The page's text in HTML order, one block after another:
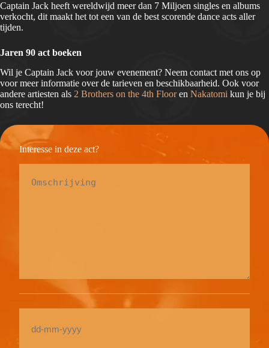
Captain Jack heeft wereldwijd meer dan 7 Miljoen singles en albums
verkocht, dit maakt het tot een van de best scorende dance acts aller
tijden.
Jaren 90 act boeken
Wil je Captain Jack voor jouw evenement? Neem contact met ons op
voor meer informatie over de tarieven en beschikbaarheid. Ook voor
andere artiesten als 2 Brothers on the 4th Flooren Nakatomi kun je bij
ons terecht!
Interesse in deze act?
DD